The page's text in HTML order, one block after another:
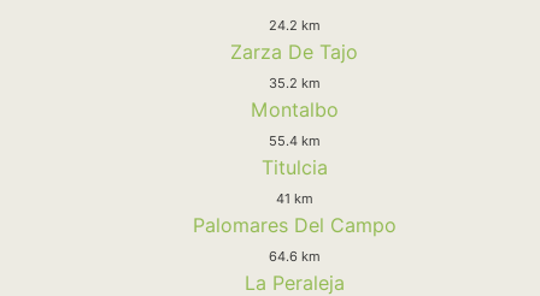
24.2 km
Zarza De Tajo
35.2 km
Montalbo
55.4 km
Titulcia
41 km
Palomares Del Campo
64.6 km
La Peraleja